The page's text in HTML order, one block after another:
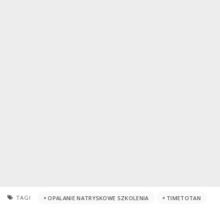
TAGI OPALANIE NATRYSKOWE SZKOLENIA TIMETOTAN